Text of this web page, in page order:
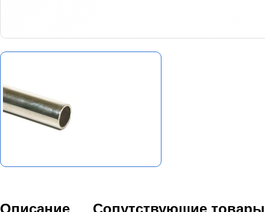
Описание Сопутствующие товары